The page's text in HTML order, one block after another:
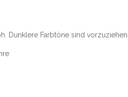
Dunklere Farbtöne sind vorzuziehen.